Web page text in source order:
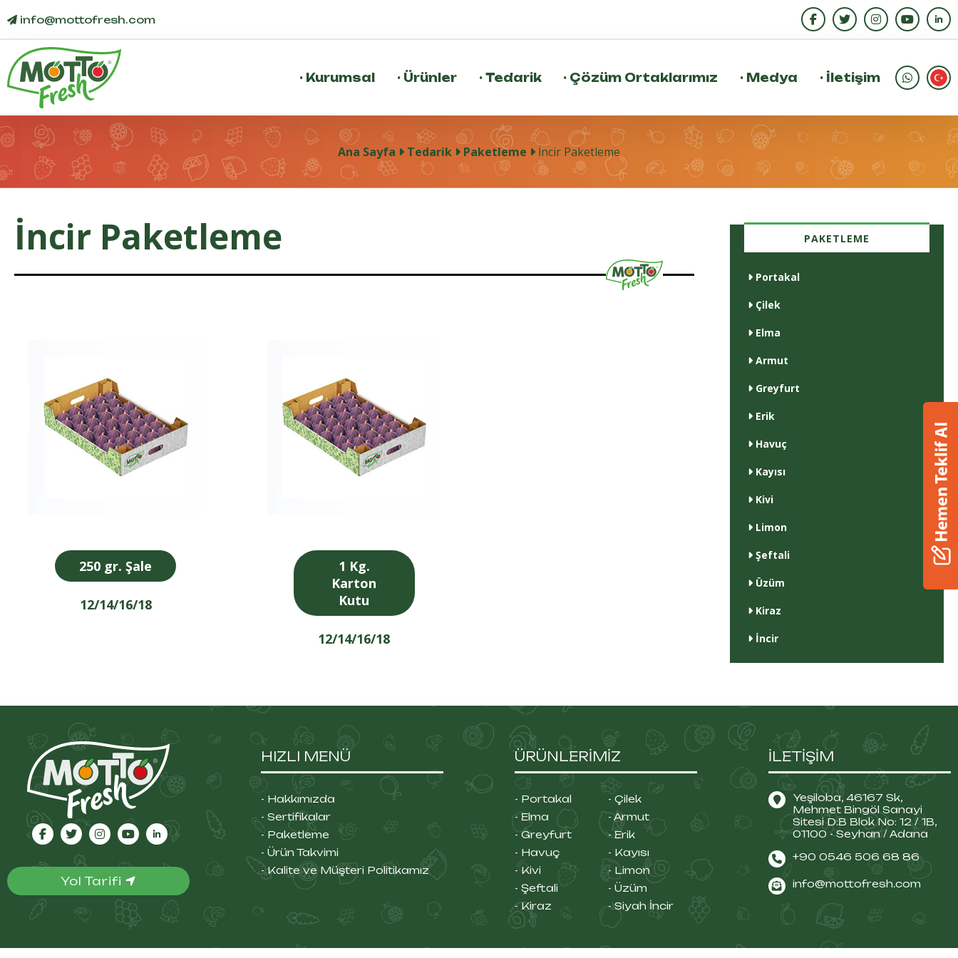
info@mottofresh.com
· Kurumsal ·Ürünler ·Tedarik · Çözüm Ortaklarımız · Medya · İletişim
Ana Sayfa Tedarik Paketleme İncir Paketleme
İncir Paketleme
250 gr. Şale
12/14/16/18
1 Kg.
Karton
Kutu
12/14/16/18
PAKETLEME
Portakal
Çilek
Elma
Armut
Greyfurt
Erik
Havuç
Kayısı
Kivi
Limon
Şeftali
Üzüm
Kiraz
İncir
Yol Tarifi
HIZLI MENÜ
- Hakkımızda
- Sertifikalar
- Paketleme
- Ürün Takvimi
- Kalite ve Müşteri Politikamız
ÜRÜNLERİMİZ
- Portakal
- Çilek
- Elma
- Armut
- Greyfurt
- Erik
- Havuç
- Kayısı
- Kivi
- Limon
- Şeftali
- Üzüm
- Kiraz
- Siyah İncir
İLETİŞİM
Yeşiloba, 46167 Sk,
Mehmet Bingöl Sanayi
Sitesi D:B Blok No: 12 / 1B,
01100 - Seyhan / Adana
+90 0546 506 68 86
info@mottofresh.com